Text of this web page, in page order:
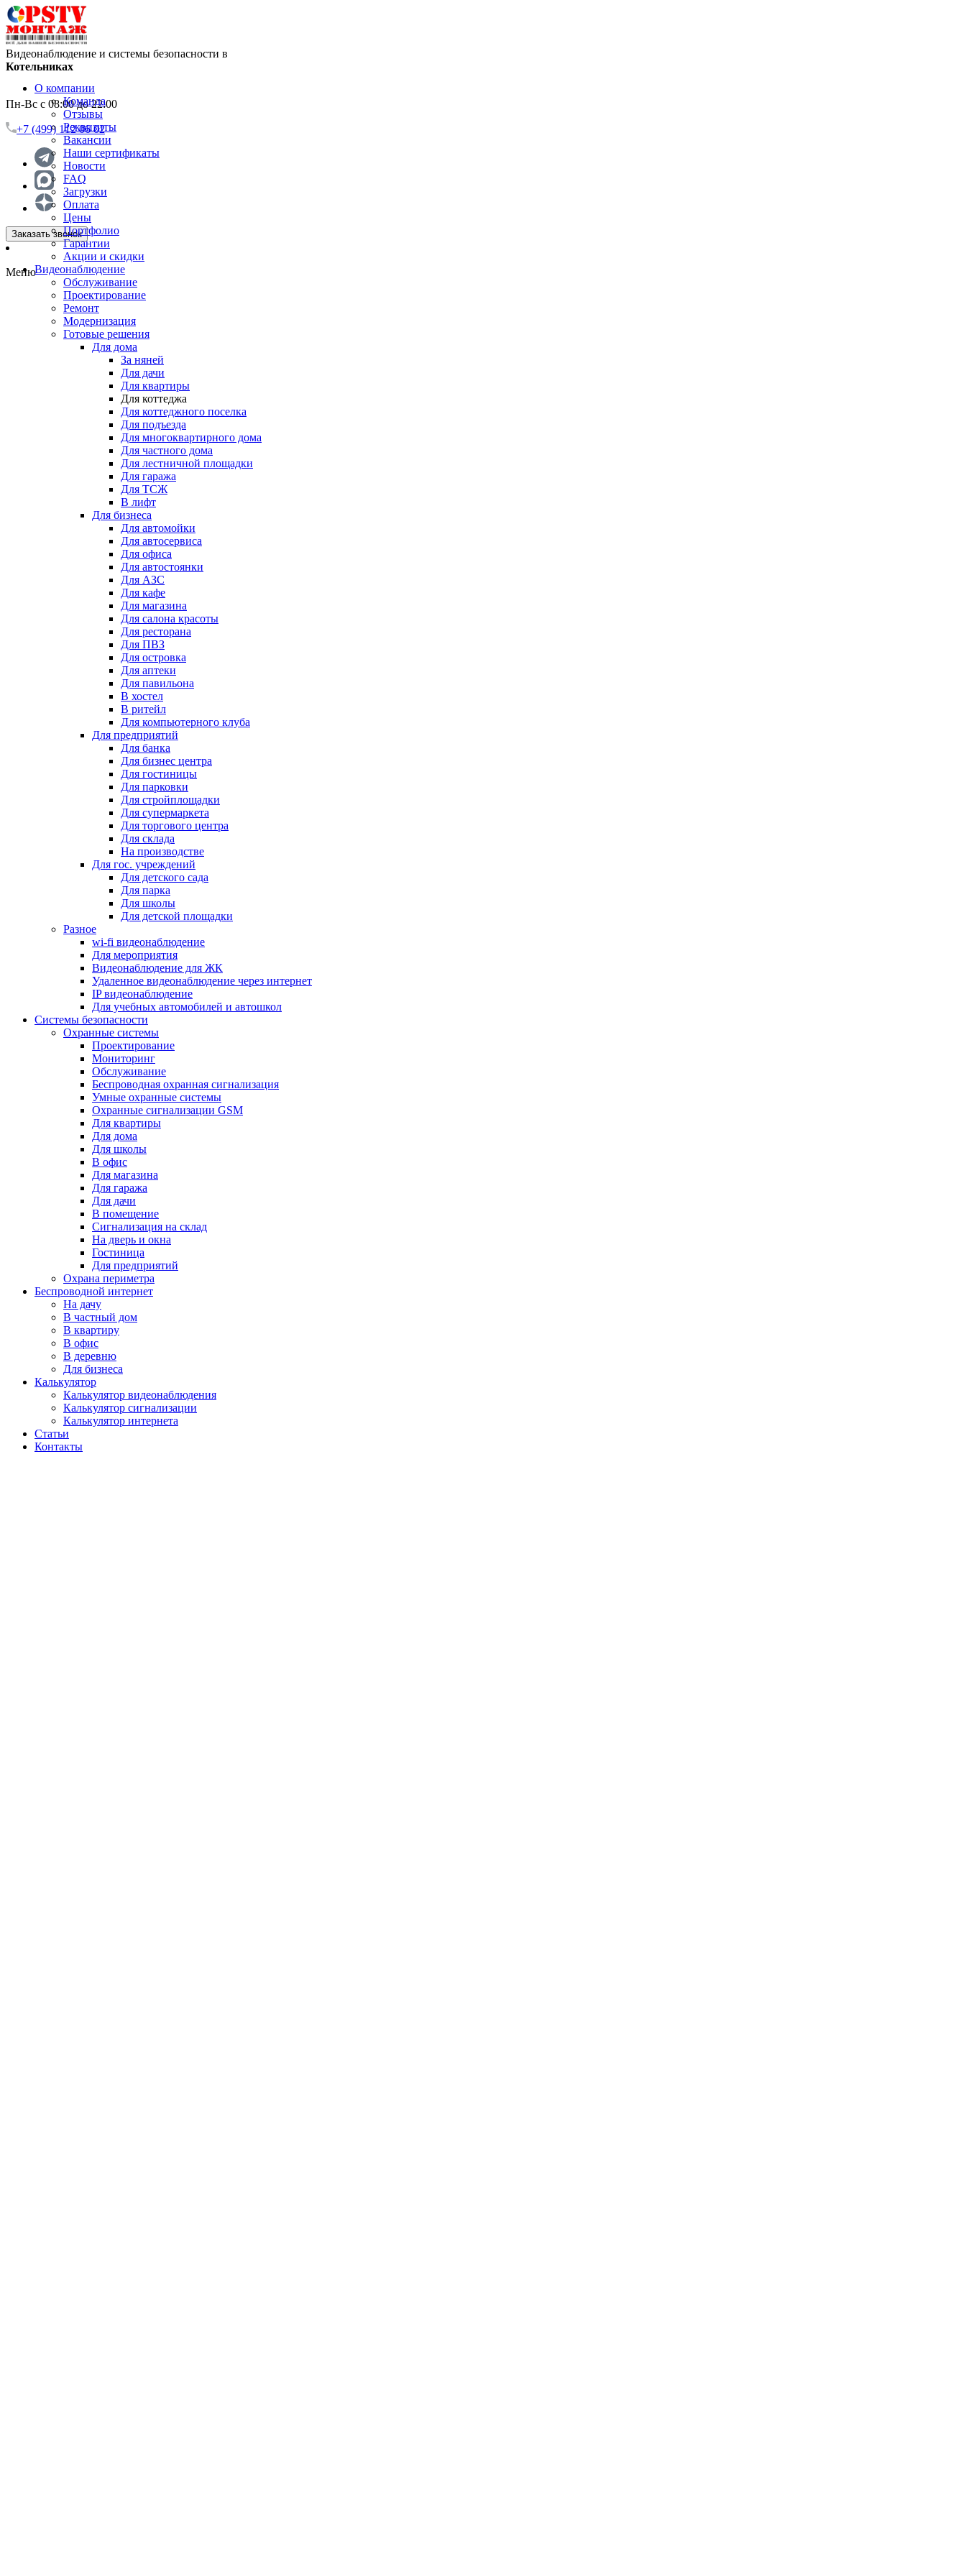
Видеонаблюдение и системы безопасности в
Котельниках
Пн-Вс с 08:00 до 22:00
+7 (499) 112 06 02
Заказать звонок
Меню
О компании
Команда
Отзывы
Реквизиты
Вакансии
Наши сертификаты
Новости
FAQ
Загрузки
Оплата
Цены
Портфолио
Гарантии
Акции и скидки
Видеонаблюдение
Обслуживание
Проектирование
Ремонт
Модернизация
Готовые решения
Для дома
За няней
Для дачи
Для квартиры
Для коттеджа
Для коттеджного поселка
Для подъезда
Для многоквартирного дома
Для частного дома
Для лестничной площадки
Для гаража
Для ТСЖ
В лифт
Для бизнеса
Для автомойки
Для автосервиса
Для офиса
Для автостоянки
Для АЗС
Для кафе
Для магазина
Для салона красоты
Для ресторана
Для ПВЗ
Для островка
Для аптеки
Для павильона
В хостел
В ритейл
Для компьютерного клуба
Для предприятий
Для банка
Для бизнес центра
Для гостиницы
Для парковки
Для стройплощадки
Для супермаркета
Для торгового центра
Для склада
На производстве
Для гос. учреждений
Для детского сада
Для парка
Для школы
Для детской площадки
Разное
wi-fi видеонаблюдение
Для мероприятия
Видеонаблюдение для ЖК
Удаленное видеонаблюдение через интернет
IP видеонаблюдение
Для учебных автомобилей и автошкол
Системы безопасности
Охранные системы
Проектирование
Мониторинг
Обслуживание
Беспроводная охранная сигнализация
Умные охранные системы
Охранные сигнализации GSM
Для квартиры
Для дома
Для школы
В офис
Для магазина
Для гаража
Для дачи
В помещение
Сигнализация на склад
На дверь и окна
Гостиница
Для предприятий
Охрана периметра
Беспроводной интернет
На дачу
В частный дом
В квартиру
В офис
В деревню
Для бизнеса
Калькулятор
Калькулятор видеонаблюдения
Калькулятор сигнализации
Калькулятор интернета
Статьи
Контакты